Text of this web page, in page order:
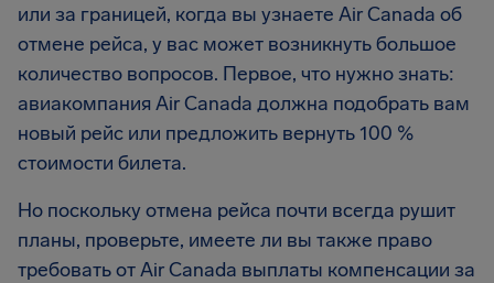
или за границей, когда вы узнаете Air Canada об
отмене рейса, у вас может возникнуть большое
количество вопросов. Первое, что нужно знать:
авиакомпания Air Canada должна подобрать вам
новый рейс или предложить вернуть 100 %
стоимости билета.
Но поскольку отмена рейса почти всегда рушит
планы, проверьте, имеете ли вы также право
требовать от Air Canada выплаты компенсации за